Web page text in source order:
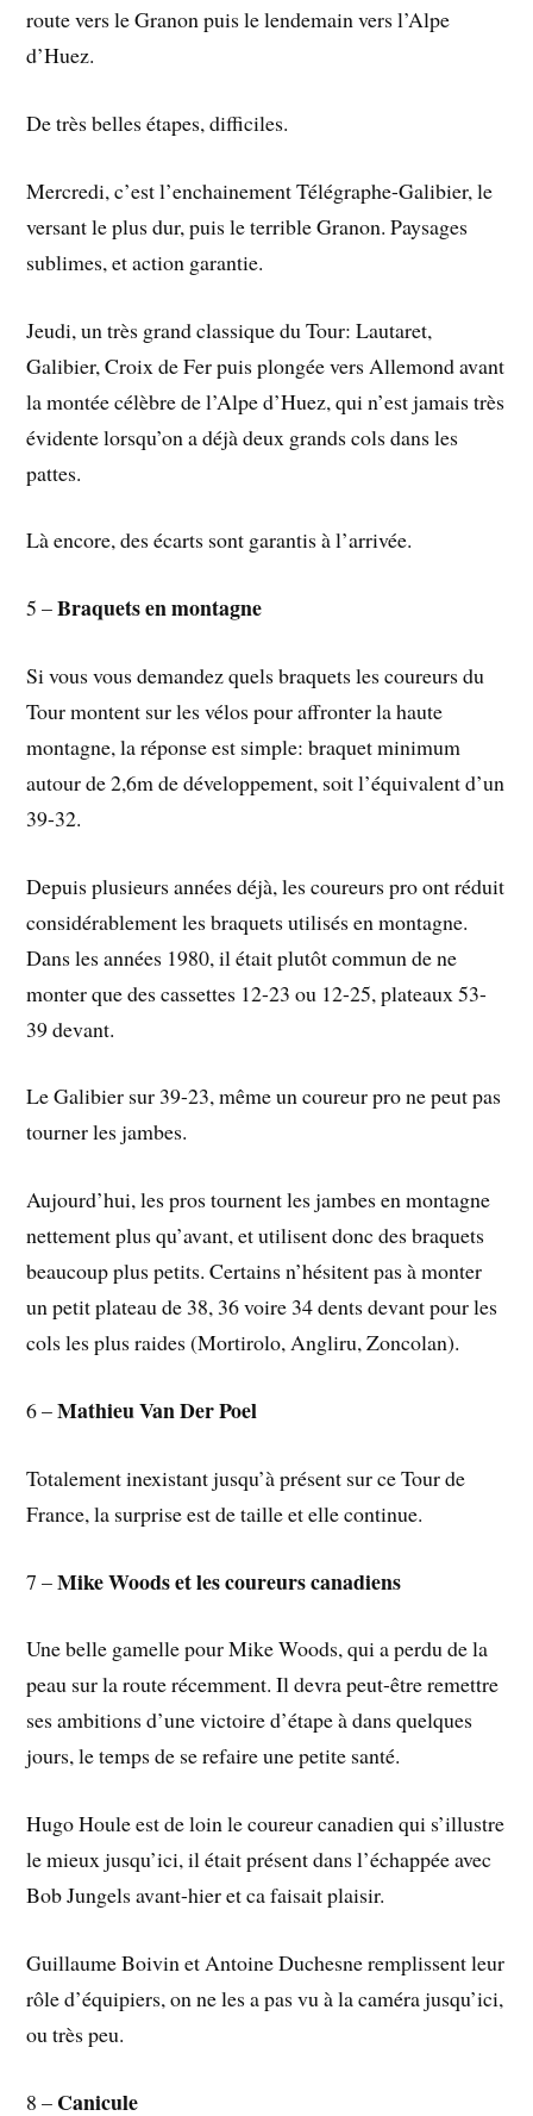
route vers le Granon puis le lendemain vers l’Alpe
d’Huez.
De très belles étapes, difficiles.
Mercredi, c’est l’enchainement Télégraphe-Galibier, le
versant le plus dur, puis le terrible Granon. Paysages
sublimes, et action garantie.
Jeudi, un très grand classique du Tour: Lautaret,
Galibier, Croix de Fer puis plongée vers Allemond avant
la montée célèbre de l’Alpe d’Huez, qui n’est jamais très
évidente lorsqu’on a déjà deux grands cols dans les
pattes.
Là encore, des écarts sont garantis à l’arrivée.
5 –Braquets en montagne
Si vous vous demandez quels braquets les coureurs du
Tour montent sur les vélos pour affronter la haute
montagne, la réponse est simple: braquet minimum
autour de 2,6m de développement, soit l’équivalent d’un
39-32.
Depuis plusieurs années déjà, les coureurs pro ont réduit
considérablement les braquets utilisés en montagne.
Dans les années 1980, il était plutôt commun de ne
monter que des cassettes 12-23 ou 12-25, plateaux 53-
39 devant.
Le Galibier sur 39-23, même un coureur pro ne peut pas
tourner les jambes.
Aujourd’hui, les pros tournent les jambes en montagne
nettement plus qu’avant, et utilisent donc des braquets
beaucoup plus petits. Certains n’hésitent pas à monter
un petit plateau de 38, 36 voire 34 dents devant pour les
cols les plus raides (Mortirolo, Angliru, Zoncolan).
6 –Mathieu Van Der Poel
Totalement inexistant jusqu’à présent sur ce Tour de
France, la surprise est de taille et elle continue.
7 –Mike Woods et les coureurs canadiens
Une belle gamelle pour Mike Woods, qui a perdu de la
peau sur la route récemment. Il devra peut-être remettre
ses ambitions d’une victoire d’étape à dans quelques
jours, le temps de se refaire une petite santé.
Hugo Houle est de loin le coureur canadien qui s’illustre
le mieux jusqu’ici, il était présent dans l’échappée avec
Bob Jungels avant-hier et ca faisait plaisir.
Guillaume Boivin et Antoine Duchesne remplissent leur
rôle d’équipiers, on ne les a pas vu à la caméra jusqu’ici,
ou très peu.
8 – Canicule